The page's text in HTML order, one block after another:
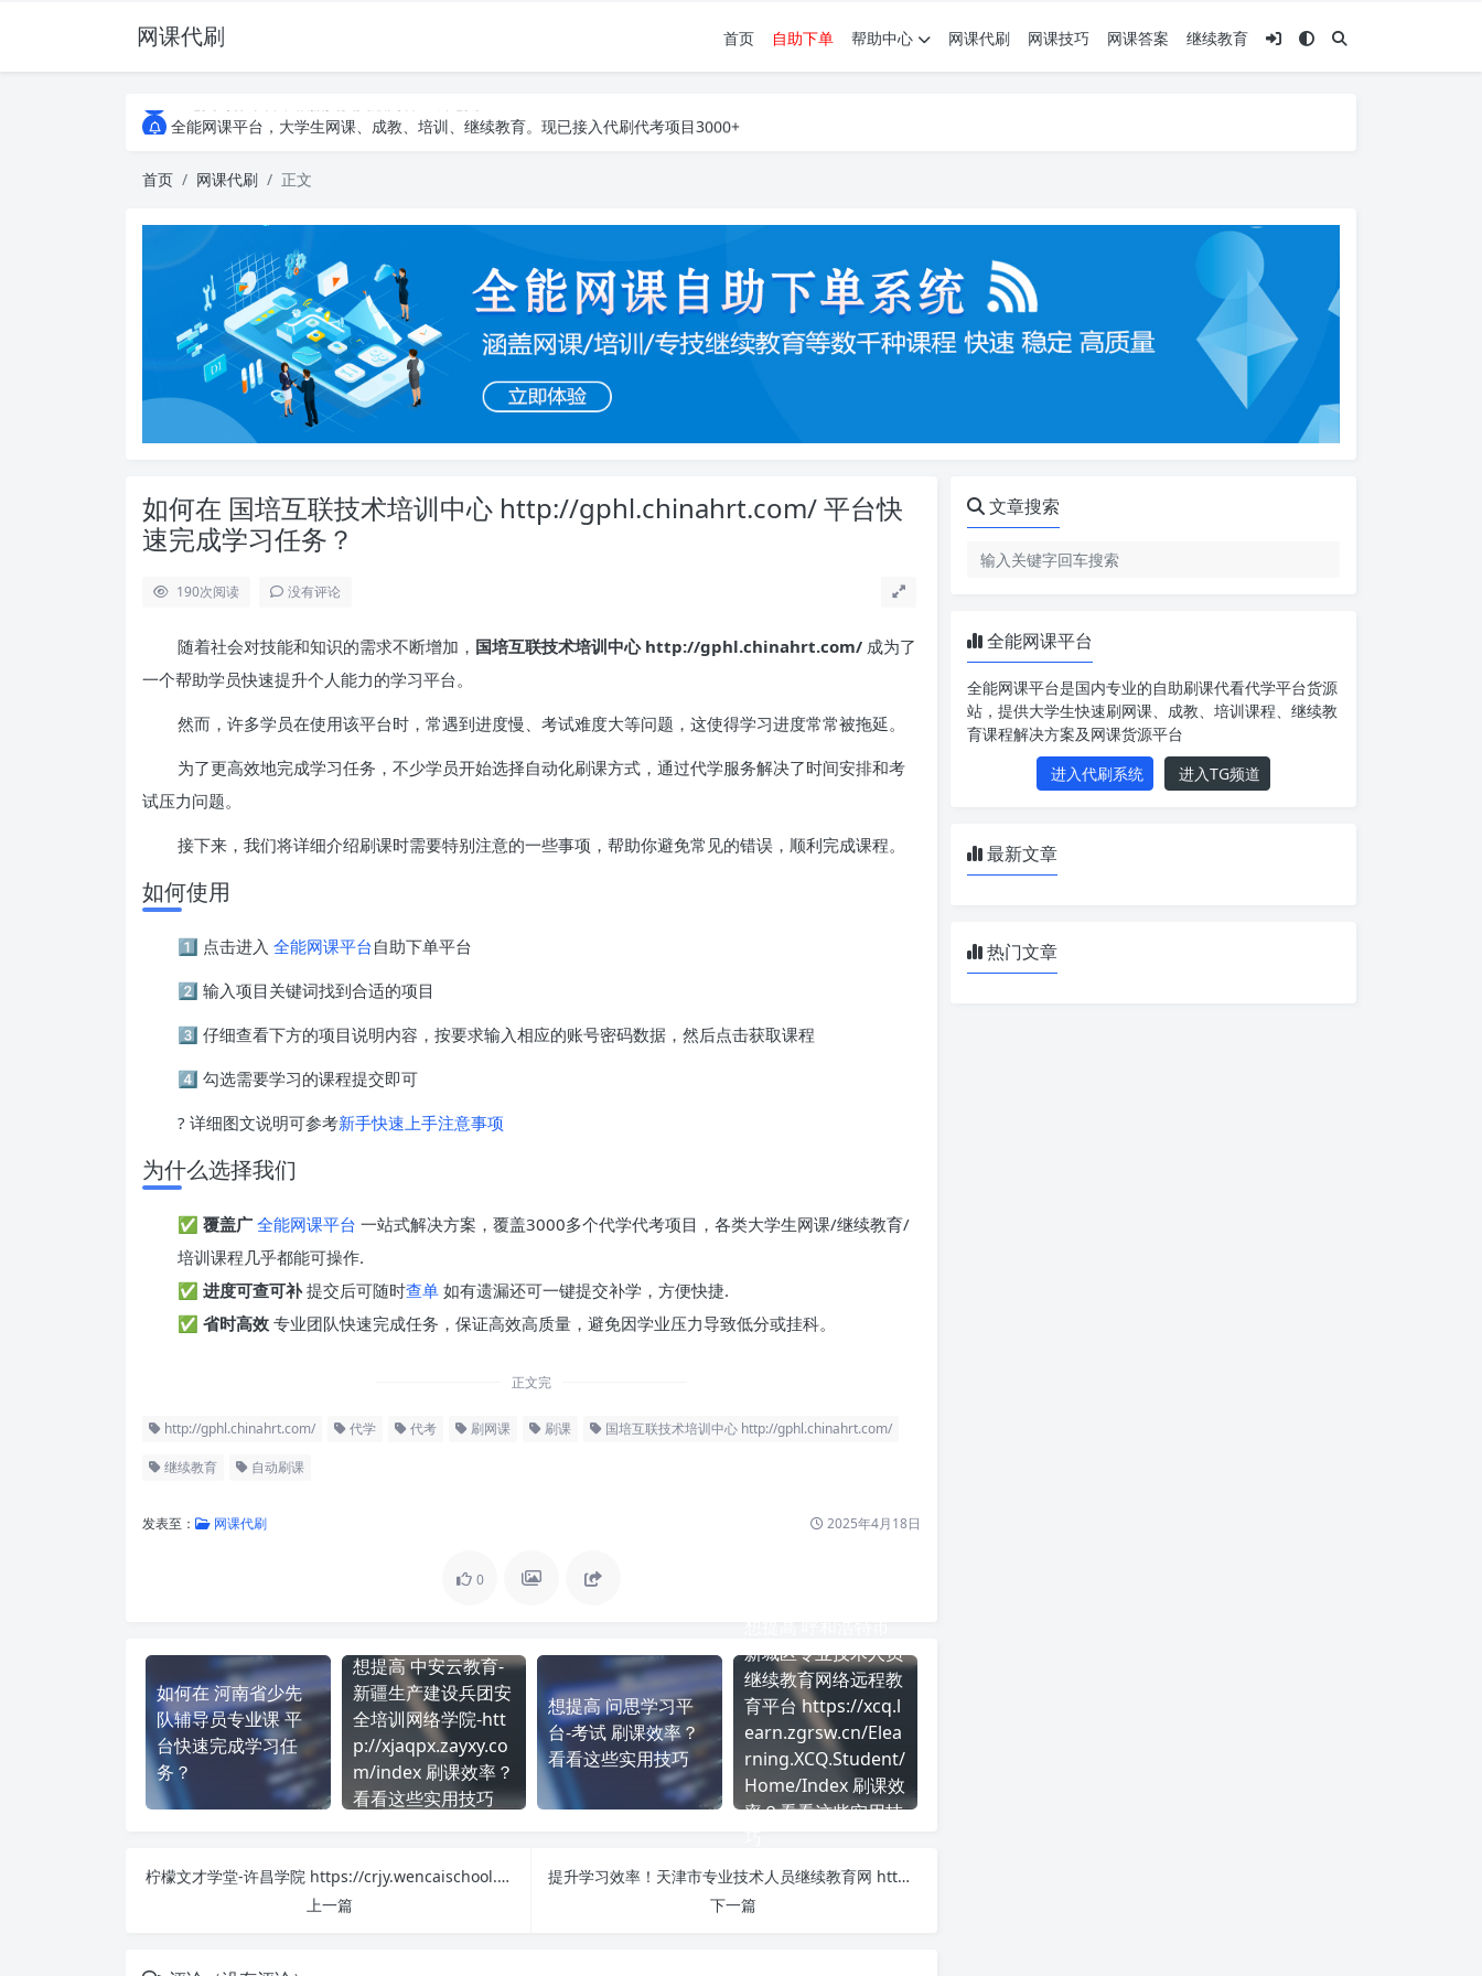
网课代刷 首页 自助下单 帮助中心 网课代刷 网课技巧 网课答案 继续教育
AI论文写作平台，根据真实文献内容生成论文
全能网课平台，大学生网课、成教、培训、继续教育。现已接入代刷代考项目3000+
全能网课平台，大学生网课、成教、培训、继续教育。现已接入代刷代考项目3000+
首页 网课代刷 正文
如何在 国培互联技术培训中心 http://gphl.chinahrt.com/ 平台快
速完成学习任务？
190次阅读 没有评论
随着社会对技能和知识的需求不断增加， 国培互联技术培训中心 http://gphl.chinahrt.com/ 成为了
一个帮助学员快速提升个人能力的学习平台。
然而，许多学员在使用该平台时，常遇到进度慢、考试难度大等问题，这使得学习进度常常被拖延。
为了更高效地完成学习任务，不少学员开始选择自动化刷课方式，通过代学服务解决了时间安排和考
试压力问题。
接下来，我们将详细介绍刷课时需要特别注意的一些事项，帮助你避免常见的错误，顺利完成课程。
如何使用
1️⃣ 点击进入 全能网课平台自助下单平台
2️⃣ 输入项目关键词找到合适的项目
3️⃣ 仔细查看下方的项目说明内容，按要求输入相应的账号密码数据，然后点击获取课程
4️⃣ 勾选需要学习的课程提交即可
? 详细图文说明可参考新手快速上手注意事项
为什么选择我们
✅ 覆盖广 全能网课平台 一站式解决方案，覆盖3000多个代学代考项目，各类大学生网课/继续教育/
培训课程几乎都能可操作.
✅ 进度可查可补提交后可随时查单 如有遗漏还可一键提交补学，方便快捷.
✅ 省时高效 专业团队快速完成任务，保证高效高质量，避免因学业压力导致低分或挂科。
正文完
http://gphl.chinahrt.com/ 代学 代考 刷网课 刷课 国培互联技术培训中心 http://gphl.chinahrt.com/
继续教育 自动刷课
发表至： 网课代刷 2025年4月18日
0
如何在 河南省少先
队辅导员专业课 平
台快速完成学习任
务？
想提高 中安云教育-
新疆生产建设兵团安
全培训网络学院-htt
p://xjaqpx.zayxy.co
m/index 刷课效率？
看看这些实用技巧
想提高 问思学习平
台-考试 刷课效率？
看看这些实用技巧
新城区专业技术人员
继续教育网络远程教
育平台 https://xcq.l
earn.zgrsw.cn/Elea
rning.XCQ.Student/
Home/Index 刷课效
率？看看这些实用技
柠檬文才学堂-许昌学院 https://crjy.wencaischool.net/xcxy/console/ 课程学习无压力！教你高效刷题技巧
上一篇
提升学习效率！天津市专业技术人员继续教育网 http://tjjxjy.chinahrt.com/ 刷课方法全揭秘
下一篇
文章搜索
全能网课平台
全能网课平台是国内专业的自助刷课代看代学平台货源
站，提供大学生快速刷网课、成教、培训课程、继续教
育课程解决方案及网课货源平台
进入代刷系统
进入TG频道
最新文章
热门文章